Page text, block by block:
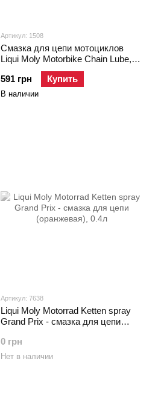
Артикул: 1508
Смазка для цепи мотоциклов
Liqui Moly Motorbike Chain Lube,
591 грн
Купить
В наличии
Артикул: 7638
Liqui Moly Motorrad Ketten spray
Grand Prix - смазка для цепи
0 грн
Нет в наличии